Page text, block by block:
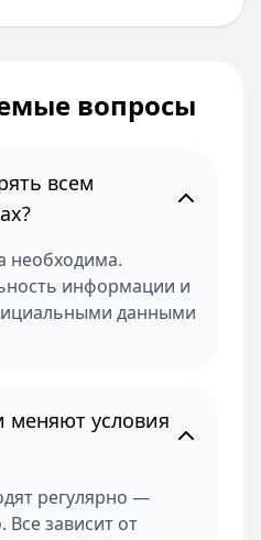
вопросы
всем
необходима.
информации и
данными
меняют условия
регулярно —
зависит от